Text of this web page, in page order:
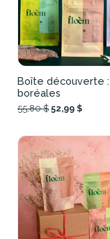
Boîte découverte :
boréales
55,80 $ 52,99 $